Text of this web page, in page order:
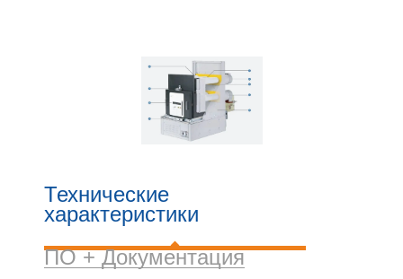
Технические
характеристики
ПО + Документация